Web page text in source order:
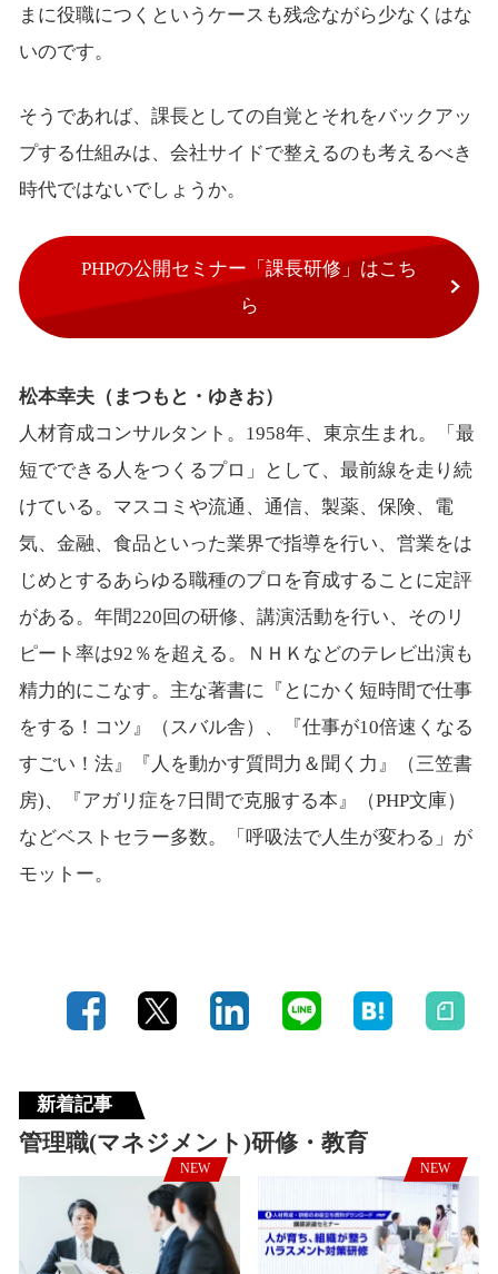
まに役職につくというケースも残念ながら少なくはな
いのです。
そうであれば、課長としての自覚とそれをバックアッ
プする仕組みは、会社サイドで整えるのも考えるべき
時代ではないでしょうか。
PHPの公開セミナー「課長研修」はこち
ら
松本幸夫（まつもと・ゆきお）
人材育成コンサルタント。1958年、東京生まれ。「最
短でできる人をつくるプロ」として、最前線を走り続
けている。マスコミや流通、通信、製薬、保険、電
気、金融、食品といった業界で指導を行い、営業をは
じめとするあらゆる職種のプロを育成することに定評
がある。年間220回の研修、講演活動を行い、そのリ
ピート率は92％を超える。ＮＨＫなどのテレビ出演も
精力的にこなす。主な著書に『とにかく短時間で仕事
をする！コツ』（スバル舎）、『仕事が10倍速くなる
すごい！法』『人を動かす質問力＆聞く力』（三笠書
房)、『アガリ症を7日間で克服する本』（PHP文庫）
などベストセラー多数。「呼吸法で人生が変わる」が
モットー。
新着記事
管理職(マネジメント)研修・教育
NEW NEW